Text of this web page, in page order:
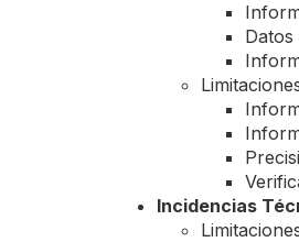
Incidencias